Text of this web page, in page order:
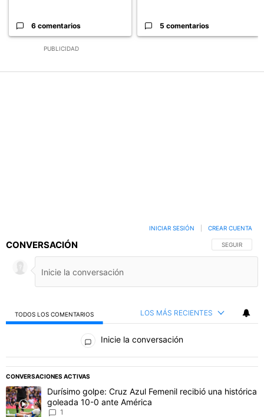
PUBLICIDAD
6 comentarios 5 comentarios
CONVERSACIÓN SIGA ESTA
SEGUIR
INICIAR SESIÓN CREAR CUENTA
TODOS LOS COMENTARIOS LOS MÁS RECIENTES
Todos los comentarios
Inicie la conversación